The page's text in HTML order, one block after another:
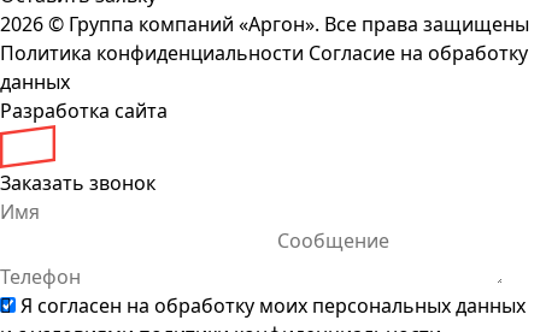
2026 © Группа компаний «Аргон». Все права защищены
Политика конфиденциальности Согласие на обработку
данных
Разработка сайта
Заказать звонок
Я согласен на обработку моих персональных данных